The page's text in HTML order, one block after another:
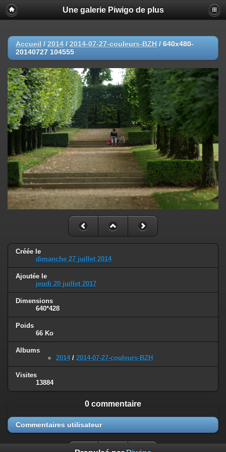
Une galerie Piwigo de plus
Accueil / 2014 / 2014-07-27-couleurs-BZH / 640x480-
20140727 104555
Créée le
dimanche 27 juillet 2014
Ajoutée le
jeudi 20 juillet 2017
Dimensions
640*428
Poids
66 Ko
Albums
2014/ 2014-07-27-couleurs-BZH
Visites
13884
0 commentaire
Commentaires utilisateur